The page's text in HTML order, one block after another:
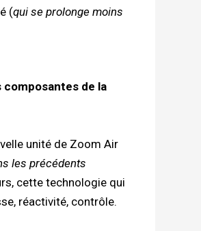
(qui se prolonge moins
de la
unité de Zoom Air
les précédents
cette technologie qui
réactivité, contrôle.